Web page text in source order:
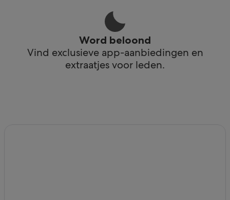
Word beloond
Vind exclusieve app-aanbiedingen en
extraatjes voor leden.